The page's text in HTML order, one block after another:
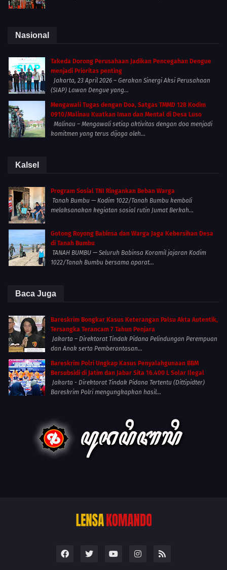
Nasional
Takeda Dorong Perusahaan Jadikan Pencegahan Dengue
menjadi Prioritas penting
Jakarta, 23 April 2026 – Gerakan Sinergi Aksi Perusahaan
(SIAP) Lawan Dengue yang...
Mengawali Tugas dengan Doa, Satgas TMMD 128 Kodim
0910/Malinau Kuatkan Iman dan Mental di Desa Luso
Malinau – Mengawali setiap aktivitas dengan doa menjadi
komitmen yang terus dijaga oleh...
Kalsel
Program Sosial TNI Ringankan Beban Warga
Tanah Bumbu — Kodim 1022/Tanah Bumbu kembali
melaksanakan kegiatan sosial rutin Jumat Berkah...
Gotong Royong Babinsa dan Warga Jaga Kebersihan Desa
di Tanah Bumbu
TANAH BUMBU — Seluruh Babinsa Koramil jajaran Kodim
1022/Tanah Bumbu bersama aparat...
Baca Juga
Bareskrim Bongkar Kasus Keterangan Palsu Akta Autentik,
Tersangka Terancam 7 Tahun Penjara
Jakarta – Direktorat Tindak Pidana Pelindungan Perempuan
dan Anak serta Pemberantasan...
Bareskrim Polri Ungkap Kasus Penyalahgunaan BBM
Bersubsidi di Jatim dan Jabar Sita 16.400 L Solar Ilegal
Jakarta - Direktorat Tindak Pidana Tertentu (Dittipidter)
Bareskrim Polri mengungkapkan hasil...